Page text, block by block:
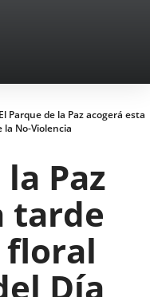
El Parque de la Paz acogerá esta
No-Violencia
Paz
tarde
floral
Día